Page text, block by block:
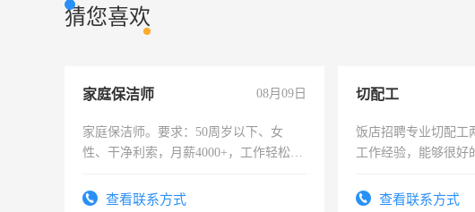
猜您喜欢
家庭保洁师 08月09日
家庭保洁师。要求：50周岁以下、女
性、干净利索，月薪4000+，工作轻松，
太太等。查看联系方式
切配工
饭店招聘专业切配工
工作经验，能够很好
4500。查看联系方式